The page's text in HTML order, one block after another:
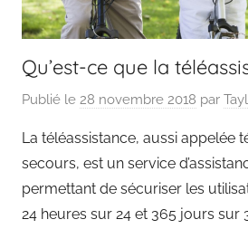
Qu’est-ce que la
Publié le 28 novembre 2018 par
La téléassistance, aussi appelée
secours, est un service
permettant de sécuriser les
24 heures sur 24 et 365 jours sur